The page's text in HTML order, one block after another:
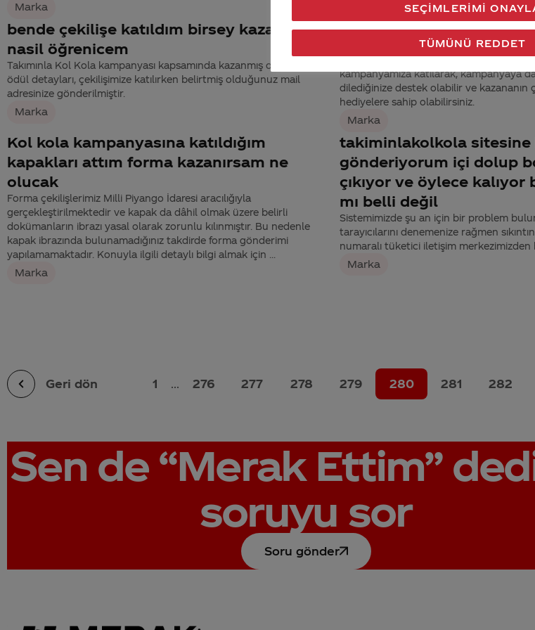
Marka
bende çekilişe katıldım birsey kazandığımi
nasil öğrenicem
Takımınla Kol Kola kampanyası kapsamında kazanmış olduğunuz
ödül detayları, çekilişimize katılırken belirtmiş olduğunuz mail
adresinize gönderilmiştir.
Marka
yeşil kapaklar ne işe
Promosyonlu ürünlerimizin kapak ve
katılım kodları ile
kampanyamıza katılarak, kampanyaya
dilediğinize destek olabilir ve kazananın
hediyelere sahip olabilirsiniz.
Marka
Kol kola kampanyasına katıldığım
kapakları attım forma kazanırsam ne
olucak
Forma çekilişlerimiz Milli Piyango İdaresi aracılığıyla
gerçekleştirilmektedir ve kapak da dâhil olmak üzere belirli
dokümanların ibrazı yasal olarak zorunlu kılınmıştır. Bu nedenle
kapak ibrazında bulunamadığınız takdirde forma gönderimi
yapılamamaktadır. Konuyla ilgili detaylı bilgi almak için ...
Marka
takiminlakolkola sitesine
gönderiyorum içi dolup
çıkıyor ve öylece kalıyor
mı belli değil
Sistemimizde şu an için bir problem
tarayıcılarını denemenize rağmen
numaralı tüketici iletişim merkezimizden
Marka
Geri dön 1 ... 276 277 278 279 280 281 282
Sen de “Merak Ettim”
soruyu sor
Soru gönder
TÜMÜNÜ REDDET
SEÇIMLERIMI